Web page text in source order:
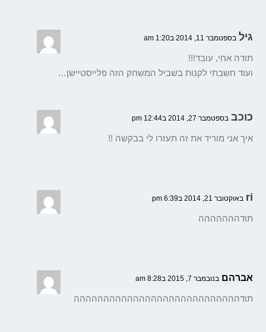
גיל בספטמבר 11, 2014 ב1:20 am
תודה אחי, עובד!!!
ועוד חשבתי לקנות בשביל המשחק הזה פלייסטיישן…
כוכב בספטמבר 27, 2014 ב12:44 pm
איך אני מוריד את זה תעזרו לי בבקשה !!
ri באוקטובר 21, 2014 ב6:39 pm
תודההההההה
אברהם בנובמבר 7, 2015 ב8:28 am
תודהההההההההההההההההההההההההההה